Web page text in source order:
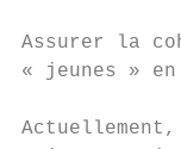
Assurer la
« jeunes »